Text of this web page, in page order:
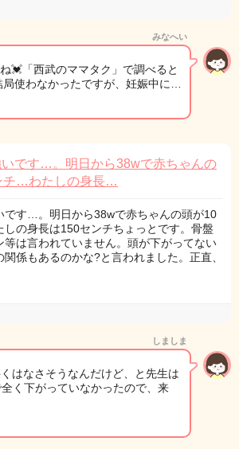
みなへい
💓「西武のママタク」で調べると
使わなかったですが、妊娠中に…
です…。明日から38wで赤ちゃんの
チ…わたしの身長…
です…。明日から38wで赤ちゃんの頭が10
の身長は150センチちょっとです。骨盤
等は言われていません。頭が下がってない
係もあるのかな?と言われました。正直、
しましま
はなさそうなんだけど、と先生は
く下がっていなかったので、来